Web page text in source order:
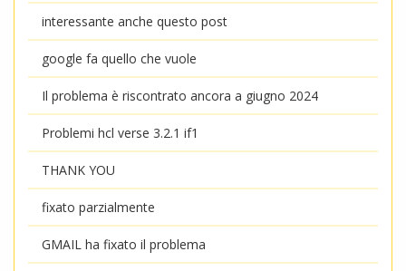
interessante anche questo post
google fa quello che vuole
Il problema è riscontrato ancora a giugno 2024
Problemi hcl verse 3.2.1 if1
THANK YOU
fixato parzialmente
GMAIL ha fixato il problema